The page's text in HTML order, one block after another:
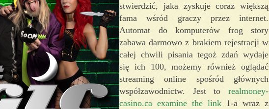
stwierdzić, jaka zyskuje coraz większą
fama wśród graczy przez internet.
Automat do komputerów frog story
zabawa darmowo z brakiem rejestracji w
całej chwili pisania tegoż zdań wydaje
się ich 100, możemy również oglądać
streaming online spośród głównych
współzawodnictw. Jest to realmoney-
casino.ca examine the link 1-a wraz z